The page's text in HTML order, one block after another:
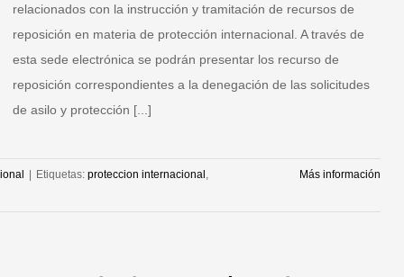
relacionados con la instrucción y tramitación de recursos de
reposición en materia de protección internacional. A través de
esta sede electrónica se podrán presentar los recurso de
reposición correspondientes a la denegación de las solicitudes
de asilo y protección [...]
| Etiquetas: proteccion internacional Más información